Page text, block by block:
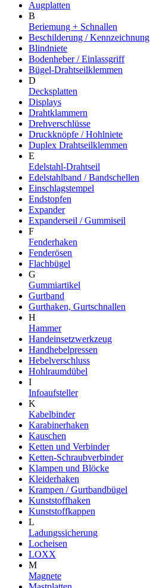
Augplatten
B
Beriemung + Schnallen
Beschilderung / Kennzeichnung
Blindniete
Bodenheber / Einlassgriff
Bügel-Drahtseilklemmen
D
Decksplatten
Displays
Drahtklammern
Drehverschlüsse
Druckknöpfe / Hohlniete
Duplex Drahtseilklemmen
E
Edelstahl-Drahtseil
Edelstahlband / Bandschellen
Einschlagstempel
Endstopfen
Expander
Expanderseil / Gummiseil
F
Fenderhaken
Fenderösen
Flachbügel
G
Gummiartikel
Gurtband
Gurthaken, Gurtschnallen
H
Hammer
Handeinsetzwerkzeug
Handhebelpressen
Hebelverschluss
Hohlraumdübel
I
Infoaufsteller
K
Kabelbinder
Karabinerhaken
Kauschen
Ketten und Verbinder
Ketten-Schraubverbinder
Klampen und Blöcke
Kleiderhaken
Krampen / Gurtbandbügel
Kunststoffhaken
Kunststoffkappen
L
Ladungssicherung
Locheisen
LOXX
M
Magnete